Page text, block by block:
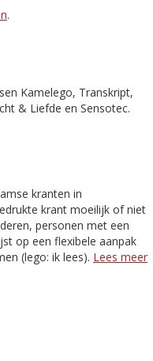
.
Kamelego, Transkript,
& Liefde en Sensotec.
kranten in
krant moeilijk of niet
personen met een
op een flexibele aanpak
(lego: ik lees). Lees meer